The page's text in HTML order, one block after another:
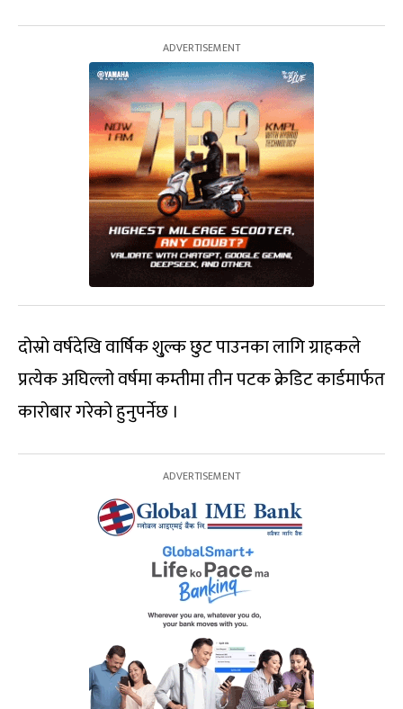
दोस्रो वर्षदेखि वार्षिक शु्ल्क छुट पाउनका लागि ग्राहकले
प्रत्येक अघिल्लो वर्षमा कम्तीमा तीन पटक क्रेडिट कार्डमार्फत
कारोबार गरेको हुनुपर्नेछ ।